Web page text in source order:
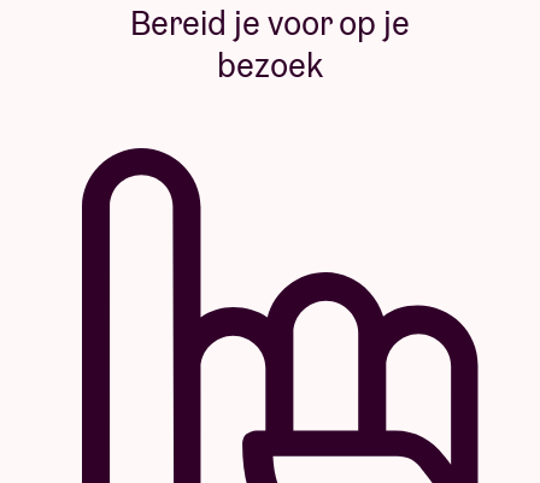
Bereid je voor op je
bezoek